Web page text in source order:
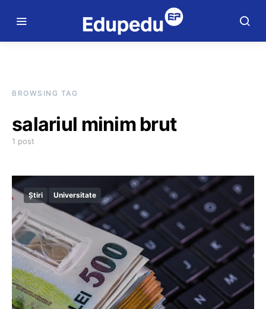
BROWSING TAG
salariul minim brut
1 post
Știri Universitate